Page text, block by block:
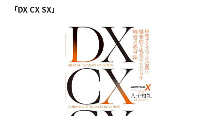
「DX CX SX」